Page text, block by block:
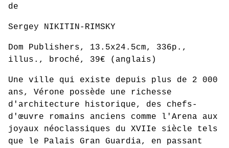
de
Sergey NIKITIN-RIMSKY
Dom Publishers, 13.5x24.5cm, 336p.,
illus., broché, 39€ (anglais)
Une ville qui existe depuis plus de 2 000
ans, Vérone possède une richesse
d'architecture historique, des chefs-
d'œuvre romains anciens comme l'Arena aux
joyaux néoclassiques du XVIIe siècle tels
que le Palais Gran Guardia, en passant